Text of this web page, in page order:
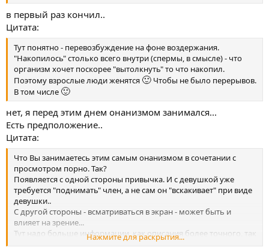
в первый раз кончил..
Цитата:
Тут понятно - перевозбуждение на фоне воздержания.
"Накопилось" столько всего внутри (спермы, в смысле) - что
организм хочет поскорее "вытолкнуть" то что накопил.
Поэтому взрослые люди женятся 🙂 Чтобы не было перерывов.
В том числе 🙂
нет, я перед этим днем онанизмом занимался...
Есть предположение..
Цитата:
Что Вы занимаетесь этим самым онанизмом в сочетании с
просмотром порно. Так?
Появляется с одной стороны привычка. И с девушкой уже
требуется "поднимать" член, а не сам он "вскакивает" при виде
девушки..
С другой стороны - всматриваться в экран - может быть и
влияет на зрение...
Тут надо больше информации, как описания более точного, так
и степени нарушения зрения. По-разному бывает ,короче.
Нажмите для раскрытия...